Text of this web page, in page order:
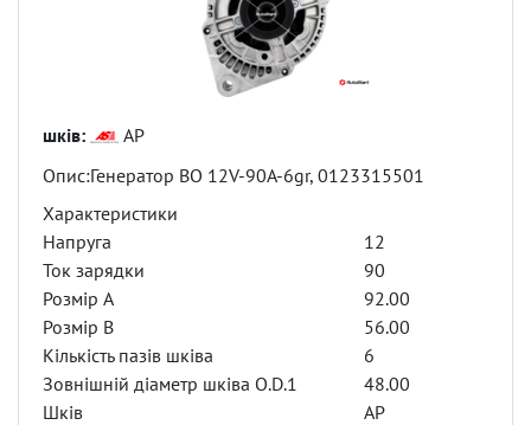
шків:
AP
Опис:Генератор BO 12V-90A-6gr, 0123315501
Характеристики
Напруга
12
Ток зарядки
90
Розмір A
92.00
Розмір B
56.00
Кількість пазів шківа
6
Зовнішній діаметр шківа O.D.1
48.00
Шків
AP